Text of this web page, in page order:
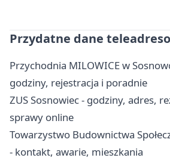
Przydatne dane
Przychodnia MILOWICE w
godziny, rejestracja i poradnie
ZUS Sosnowiec - godziny, adres,
sprawy online
Towarzystwo Budownictwa
- kontakt, awarie, mieszkania